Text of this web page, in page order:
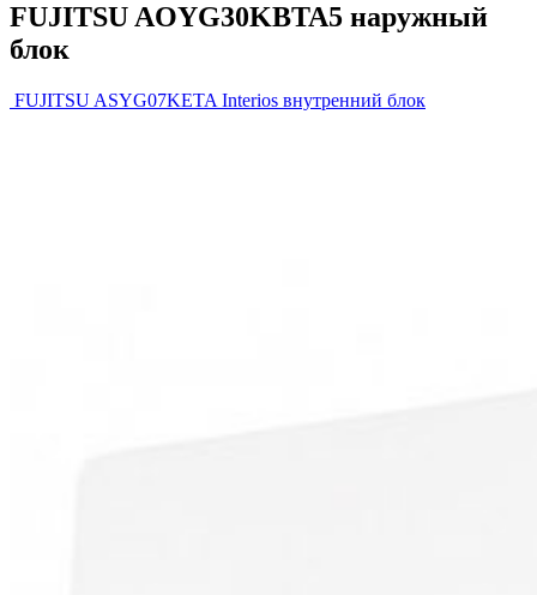
FUJITSU AOYG30KBTA5 наружный
блок
FUJITSU ASYG07KETA Interios внутренний блок